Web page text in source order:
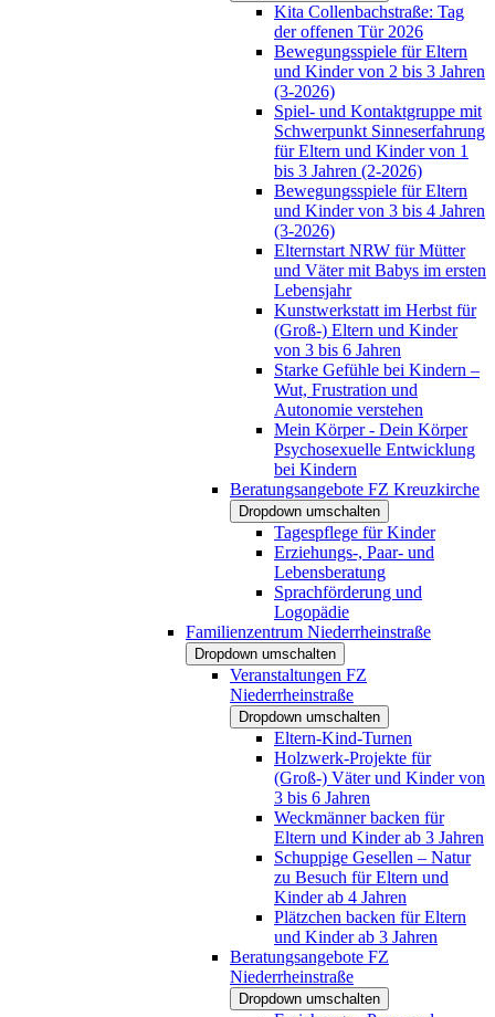
Kita Collenbachstraße: Tag
der offenen Tür 2026
Bewegungsspiele für Eltern
und Kinder von 2 bis 3 Jahren
(3-2026)
Spiel- und Kontaktgruppe mit
Schwerpunkt Sinneserfahrung
für Eltern und Kinder von 1
bis 3 Jahren (2-2026)
Bewegungsspiele für Eltern
und Kinder von 3 bis 4 Jahren
(3-2026)
Elternstart NRW für Mütter
und Väter mit Babys im ersten
Lebensjahr
Kunstwerkstatt im Herbst für
(Groß-) Eltern und Kinder
von 3 bis 6 Jahren
Starke Gefühle bei Kindern –
Wut, Frustration und
Autonomie verstehen
Mein Körper - Dein Körper
Psychosexuelle Entwicklung
bei Kindern
Beratungsangebote FZ Kreuzkirche
Dropdown umschalten
Tagespflege für Kinder
Erziehungs-, Paar- und
Lebensberatung
Sprachförderung und
Logopädie
Familienzentrum Niederrheinstraße
Dropdown umschalten
Veranstaltungen FZ
Niederrheinstraße
Dropdown umschalten
Eltern-Kind-Turnen
Holzwerk-Projekte für
(Groß-) Väter und Kinder von
3 bis 6 Jahren
Weckmänner backen für
Eltern und Kinder ab 3 Jahren
Schuppige Gesellen – Natur
zu Besuch für Eltern und
Kinder ab 4 Jahren
Plätzchen backen für Eltern
und Kinder ab 3 Jahren
Beratungsangebote FZ
Niederrheinstraße
Dropdown umschalten